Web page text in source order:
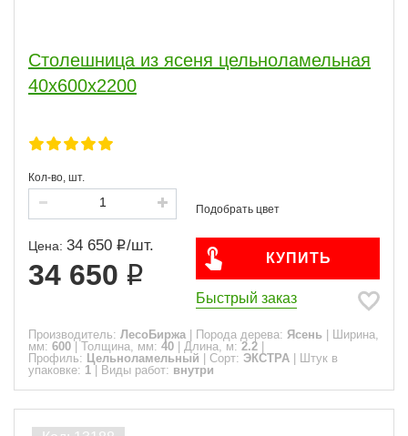
Столешница из ясеня цельноламельная
40х600х2200
Кол-во, шт.
Цена: 34 650 /шт.
34 650
КУПИТЬ
Быстрый заказ
Производитель: ЛесоБиржа Порода дерева: Ясень
Ширина,
мм: 600 Толщина, мм: 40 Длина, м: 2.2
Профиль: Цельноламельный Сорт: ЭКСТРА
Штук в
упаковке: 1 Виды работ: внутри